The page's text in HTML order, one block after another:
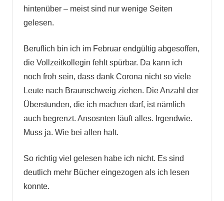
hintenüber – meist sind nur wenige Seiten
gelesen.
Beruflich bin ich im Februar endgültig abgesoffen,
die Vollzeitkollegin fehlt spürbar. Da kann ich
noch froh sein, dass dank Corona nicht so viele
Leute nach Braunschweig ziehen. Die Anzahl der
Überstunden, die ich machen darf, ist nämlich
auch begrenzt. Ansosnten läuft alles. Irgendwie.
Muss ja. Wie bei allen halt.
So richtig viel gelesen habe ich nicht. Es sind
deutlich mehr Bücher eingezogen als ich lesen
konnte.